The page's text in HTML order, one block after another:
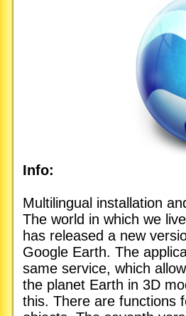
Info:
Multilingual installation
The world in which we
has released a new
Google Earth. The
same service, which
the planet Earth in 3D
this. There are functions